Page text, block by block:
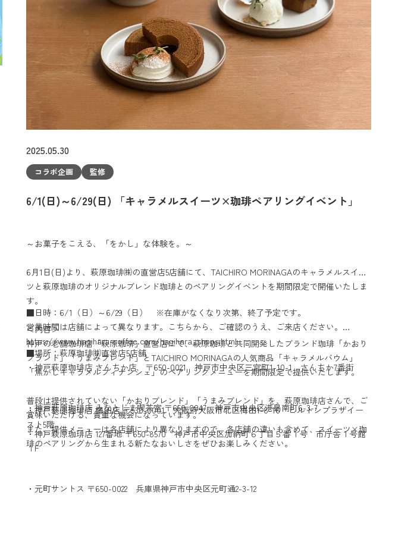
2025.05.30
コラボ企画 監修
6/1(日)～6/29(日) 「キャラメルスイーツ×珈琲ペアリングイベント」
～お菓子をこえる、「をかし」な体験を。～
6月1日(日)より、萩原珈琲㈱の直営店5店舗にて、TAICHIRO MORINAGAのキャラメルスイー
ツと萩原珈琲のオリジナルブレンド珈琲とのペアリングイベントを期間限定で開催いたしま
す。
＜内容＞
神戸の老舗珈琲店「萩原珈琲」直営店にて、萩原珈琲と共同開発したブランド珈琲「かおり
ブランド」「うまみブレンド」とTAICHIRO MORINAGAの人気商品「キャラメルバウム」
「焦がしキャラメルフィナンシェ」のペアリングメニューを期間限定で提供いたします。
普段は提供されていない「かおりブレンド」「うまみブレンド」を、萩原珈琲店さんで、ご
賞味いただける、貴重な機会になっています。
また、提供メニューは各店舗により異なりますので、各店舗の違いも含めて、スイーツ×珈
琲のペアリングから生まれる新たなおいしさをぜひお楽しみください。
■日時：6/1（日）～6/29（日） ※在庫がなくなり次第、終了予定です。
営業時間は店舗によって異なります。こちらから、ご確認のうえ、ご来店ください。
https://www.hagihara-coffee.com/hagihara_shops.html
■場所：萩原珈琲㈱直営店5店舗
・神戸萩原珈琲店 さんちか店 〒650-0021 神戸市中央区三宮町1-10-1 さんちか7番街
・神戸萩原珈琲店 梅田店 〒530-0001 大阪府大阪市北区梅田1-8-16 ヒルトンプラザイー
スト5階
・神戸萩原珈琲店 みなとじま喫茶室 〒650-0047 神戸市中央区港島南町6-3-7
・神戸萩原珈琲店 127番地 〒650-8570 神戸市中央区加納町６丁目５番１号 市庁舎１号館
１F
・元町サントス 〒650-0022 兵庫県神戸市中央区元町通2-3-12